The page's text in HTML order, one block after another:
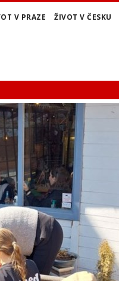
V PRAZE ŽIVOT V ČESKU